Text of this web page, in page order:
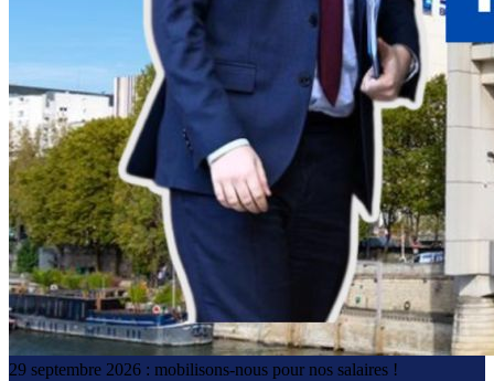
29 septembre 2026 : mobilisons-nous pour nos salaires !